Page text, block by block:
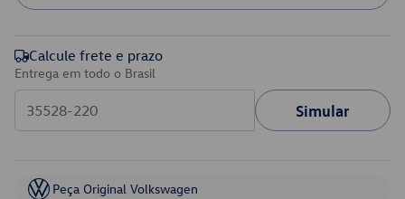
Calcule frete e prazo
Entrega em todo o Brasil
Simular
Peça Original Volkswagen